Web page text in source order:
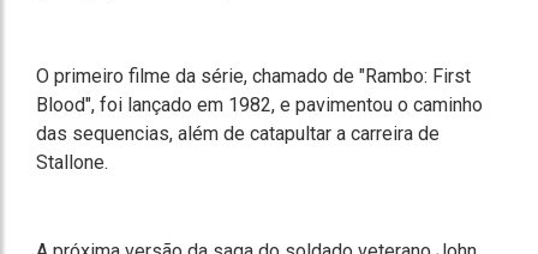
O primeiro filme da série, chamado de "Rambo: First
Blood", foi lançado em 1982, e pavimentou o caminho
das sequencias, além de catapultar a carreira de
Stallone.